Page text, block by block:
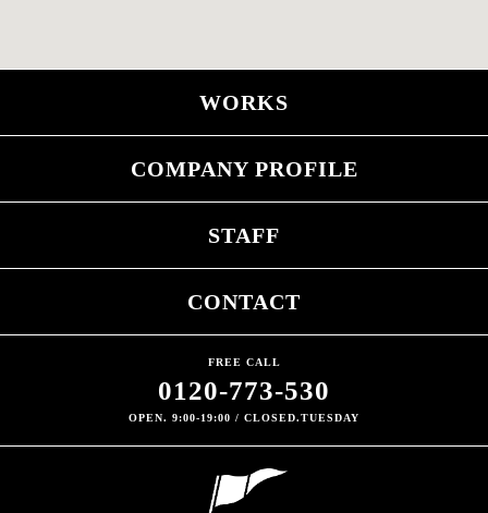
WORKS
COMPANY PROFILE
STAFF
CONTACT
FREE CALL
0120-773-530
OPEN. 9:00-19:00 / CLOSED.TUESDAY